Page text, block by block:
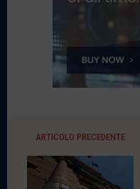
ARTICOLO PRECEDENTE